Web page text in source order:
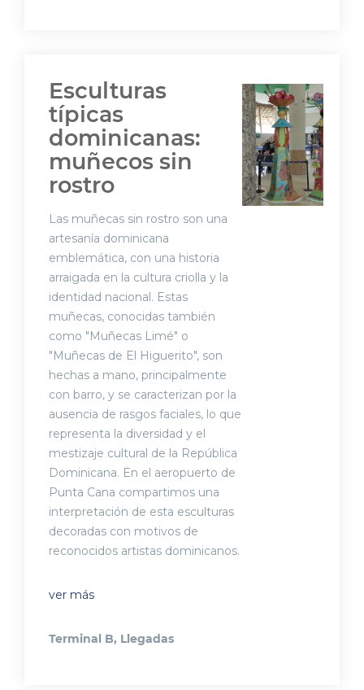
Esculturas
típicas
dominicanas:
muñecos sin
rostro
Las muñecas sin rostro son una
artesanía dominicana
emblemática, con una historia
arraigada en la cultura criolla y la
identidad nacional. Estas
muñecas, conocidas también
como "Muñecas Limé" o
"Muñecas de El Higuerito", son
hechas a mano, principalmente
con barro, y se caracterizan por la
ausencia de rasgos faciales, lo que
representa la diversidad y el
mestizaje cultural de la República
Dominicana. En el aeropuerto de
Punta Cana compartimos una
interpretación de esta esculturas
decoradas con motivos de
reconocidos artistas dominicanos.
ver más
Terminal B, Llegadas